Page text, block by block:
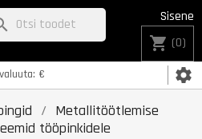
€ settings
Sisene
shopping_cart (0)
Metallitöötlemise
tööpinkidele